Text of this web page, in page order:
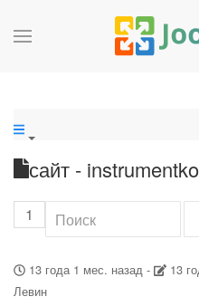
сайт - instrumentko
1
13 года 1 мес. назад- 13
Левин